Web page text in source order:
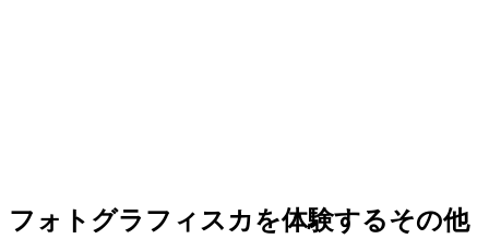
フォトグラフィスカを体験するその他